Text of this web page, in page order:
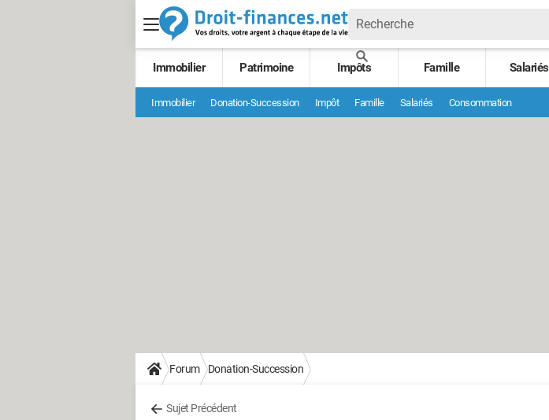
Immobilier Patrimoine Impôts Famille Salariés
Immobilier Donation-Succession Impôt Famille Salariés Consommation
Forum Donation-Succession
Sujet Précédent